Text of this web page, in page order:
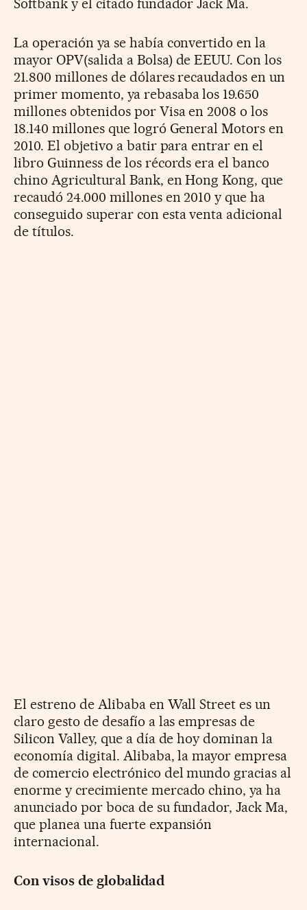
La operación ya se había convertido en la
mayor OPV(salida a Bolsa) de EEUU. Con los
21.800 millones de dólares recaudados en un
primer momento, ya rebasaba los 19.650
millones obtenidos por Visa en 2008 o los
18.140 millones que logró General Motors en
2010. El objetivo a batir para entrar en el
libro Guinness de los récords era el banco
chino Agricultural Bank, en Hong Kong, que
recaudó 24.000 millones en 2010 y que ha
conseguido superar con esta venta adicional
de títulos.
El estreno de Alibaba en Wall Street es un
claro gesto de desafío a las empresas de
Silicon Valley, que a día de hoy dominan la
economía digital. Alibaba, la mayor empresa
de comercio electrónico del mundo gracias al
enorme y crecimiente mercado chino, ya ha
anunciado por boca de su fundador, Jack Ma,
que planea una fuerte expansión
internacional.
Con visos de globalidad